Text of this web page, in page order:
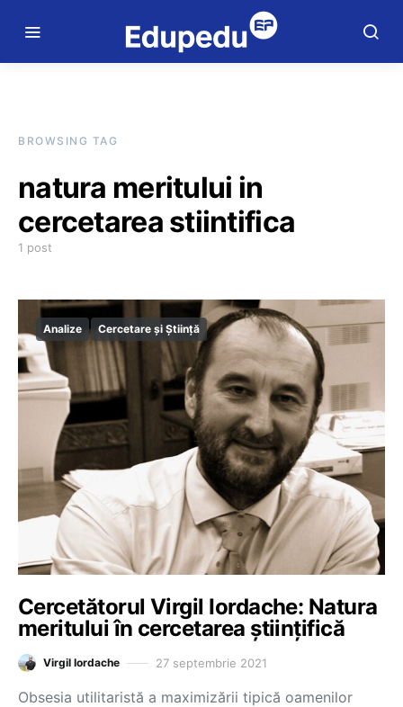
BROWSING TAG
natura meritului in
cercetarea stiintifica
1 post
Analize Cercetare și Știință
Cercetătorul Virgil Iordache: Natura
meritului în cercetarea științifică
Virgil Iordache 27 septembrie 2021
Obsesia utilitaristă a maximizării tipică oamenilor